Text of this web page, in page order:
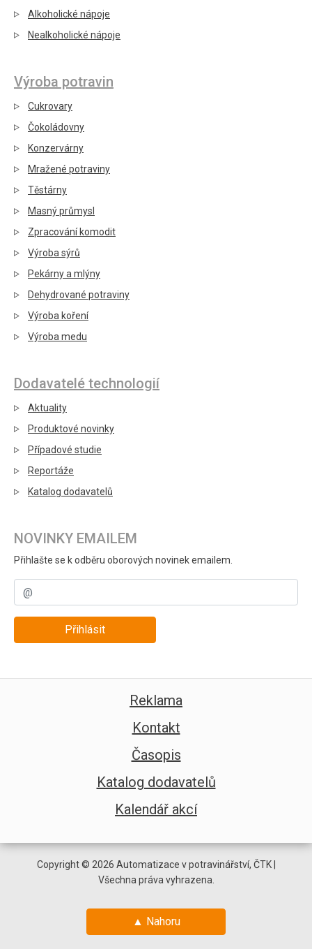
Alkoholické nápoje
Nealkoholické nápoje
Výroba potravin
Cukrovary
Čokoládovny
Konzervárny
Mražené potraviny
Těstárny
Masný průmysl
Zpracování komodit
Výroba sýrů
Pekárny a mlýny
Dehydrované potraviny
Výroba koření
Výroba medu
Dodavatelé technologií
Aktuality
Produktové novinky
Případové studie
Reportáže
Katalog dodavatelů
NOVINKY EMAILEM
Přihlašte se k odběru oborových novinek emailem.
Přihlásit
Reklama
Kontakt
Časopis
Katalog dodavatelů
Kalendář akcí
Copyright © 2026 Automatizace v potravinářství, ČTK |
Všechna práva vyhrazena.
▲ Nahoru